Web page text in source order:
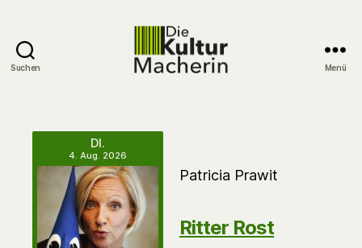
Suchen Menü
DI.
4. Aug. 2026
Patricia Prawit
Ritter Rost